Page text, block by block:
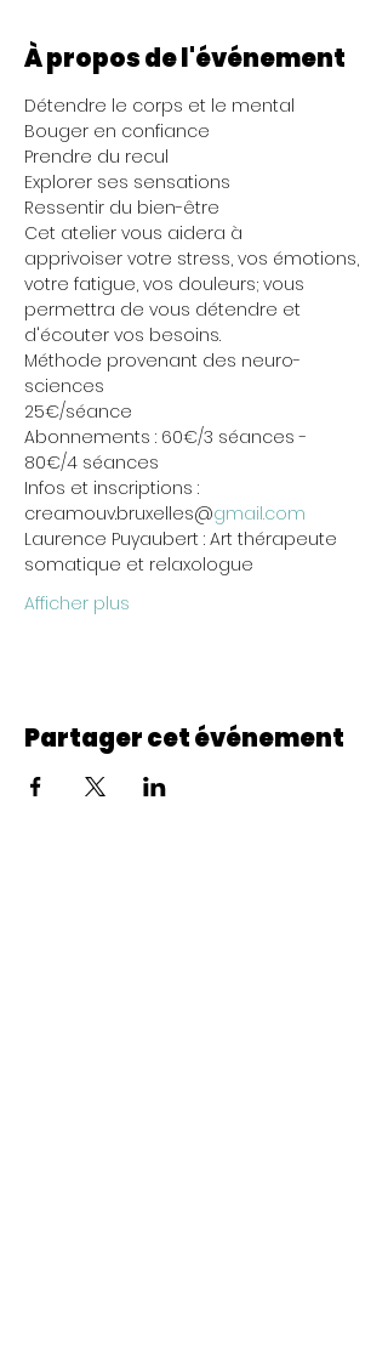
À propos de l'événement
Détendre le corps et le mental
Bouger en confiance
Prendre du recul
Explorer ses sensations
Ressentir du bien-être
Cet atelier vous aidera à
apprivoiser votre stress, vos émotions,
votre fatigue, vos douleurs; vous
permettra de vous détendre et
d'écouter vos besoins.
Méthode provenant des neuro-
sciences
25€/séance
Abonnements : 60€/3 séances -
80€/4 séances
Infos et inscriptions :
creamouv.bruxelles@gmail.com
Laurence Puyaubert : Art thérapeute
somatique et relaxologue
Afficher plus
Partager cet événement